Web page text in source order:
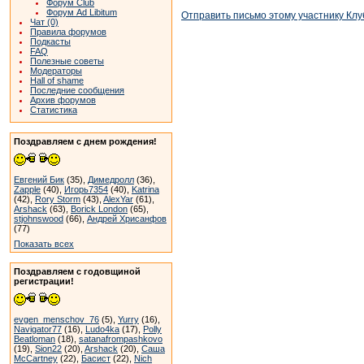
Форум Club
Форум Ad Libitum
Чат (0)
Правила форумов
Подкасты
FAQ
Полезные советы
Модераторы
Hall of shame
Последние сообщения
Архив форумов
Статистика
Поздравляем с днем рождения!
Евгений Бик (35), Димедролл (36),
Zapple (40), Игорь7354 (40), Katrina
(42), Rory Storm (43), AlexYar (61),
Arshack (63), Borick London (65),
stjohnswood (66), Андрей Хрисанфов
(77)
Показать всех
Поздравляем с годовщиной
регистрации!
evgen_menschov_76 (5), Yurry (16),
Navigator77 (16), Ludo4ka (17), Polly
Beatloman (18), satanafrompashkovo
(19), Sion22 (20), Arshack (20), Саша
McCartney (22), Басист (22), Nich
Отправить письмо этому участнику